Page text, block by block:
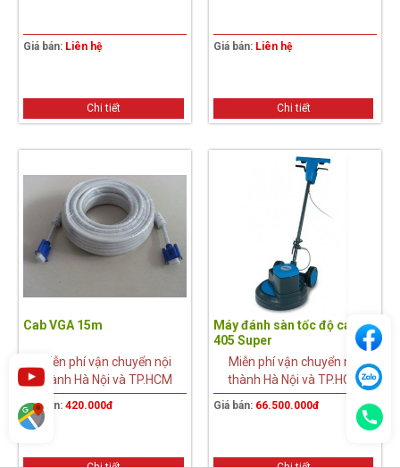
Giá bán: Liên hệ
Chi tiết
Giá bán: Liên hệ
Chi tiết
Cab VGA 15m
Miễn phí vận chuyển nội
thành Hà Nội và TP.HCM
Giá bán:420.000đ
Máy đánh sàn tốc độ cao
405 Super
Miễn phí vận chuyển nội
thành Hà Nội và TP.HCM
Giá bán: 66.500.000đ